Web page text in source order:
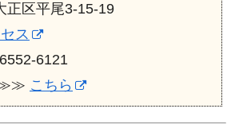
正区平尾3-15-19
ス
6121
≫≫ こちら